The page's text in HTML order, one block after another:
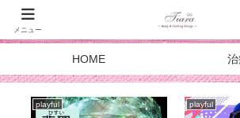
HOME
playful playful
メニュー